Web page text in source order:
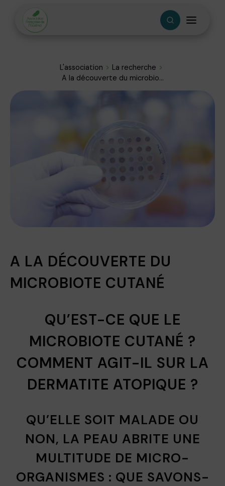
L'association
La recherche
A la découverte du microbio...
A LA DÉCOUVERTE DU
MICROBIOTE CUTANÉ
QU’EST-CE QUE LE
MICROBIOTE CUTANÉ ?
COMMENT AGIT-IL SUR LA
DERMATITE ATOPIQUE ?
QU’ELLE SOIT MALADE OU
NON, LA PEAU ABRITE UNE
MULTITUDE DE MICRO-
ORGANISMES : QUE SAVONS-